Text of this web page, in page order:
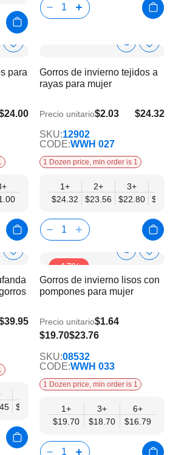
Añadir
la
deseos
para
Show
Info la
Gorros de invierno tejidos a
rayas para mujer
$24.32
$19.76
Precio unitario$2.03
CODE:WWH 027
SKU:12902
1 Dozen price, min order is 1
1+
$24.32
2+
$23.56
3+
$22.80
Añadir
la
lista
deseos
$36.21
$34.96
$33.71
$32.46
-17%
Show
Info la
Gorros de invierno lisos con
pompones para mujer
$19.70$23.76
$16.79
Precio unitario$1.64
CODE:WWH 033
SKU:08532
1 Dozen price, min order is 1
1+
$19.70
3+
$18.70
6+
$16.79